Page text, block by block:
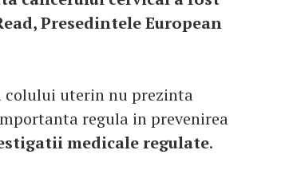
Presedintele European
colului uterin nu prezinta
regula in prevenirea
medicale regulate.